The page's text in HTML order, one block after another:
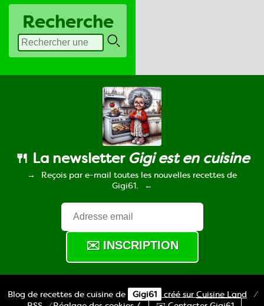
Recherche
🍴 La newsletter Gigi est en cuisine
Reçois par e-mail toutes les nouvelles recettes de
Gigi61.
Blog de recettes de cuisine de Gigi61 créé sur Cuisine Land
⁄